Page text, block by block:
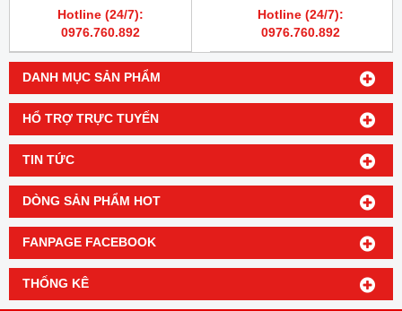
DANH MỤC SẢN PHẨM
HỔ TRỢ TRỰC TUYẾN
TIN TỨC
DÒNG SẢN PHẨM HOT
FANPAGE FACEBOOK
THỐNG KÊ
Hotline (24/7):
0976.760.892
Hotline (24/7):
0976.760.892